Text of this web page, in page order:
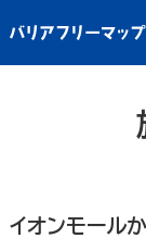
イオンモール